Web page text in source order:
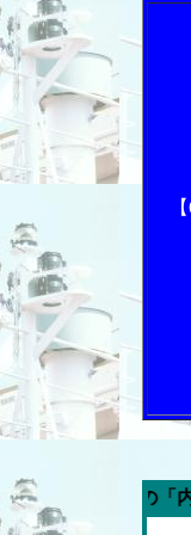
今週の「内航海運